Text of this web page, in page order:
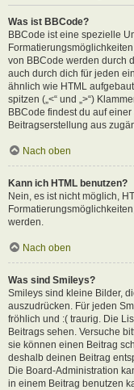
Was ist BBCode?
BBCode ist eine spezielle
von BBCode werden durch
auch durch dich für jeden
ähnlich wie HTML
spitzen („<“ und „>“)
BBCode findest du auf
Beitragserstellung aus
Nach oben
Kann ich HTML benutzen?
Nein, es ist nicht möglich,
werden.
Nach oben
Was sind Smileys?
Smileys sind kleine Bilder,
auszudrücken. Für jeden
fröhlich und :( traurig. Die
Beitrags sehen. Versuche
sie können einen Beitrag
deshalb deinen Beitrag
Die Board-Administration
in einem Beitrag benutzen